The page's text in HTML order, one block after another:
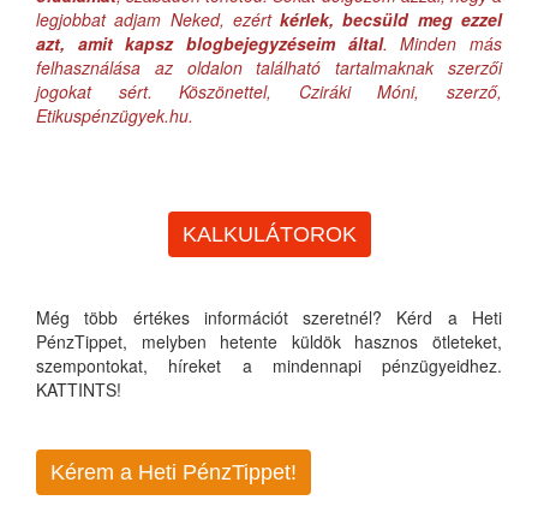
legjobbat adjam Neked, ezértkérlek, becsüld meg ezzel
azt, amit kapsz blogbejegyzéseim által. Minden más
felhasználása az oldalon található tartalmaknak szerzői
jogokat sért. Köszönettel, Cziráki Móni, szerző,
Etikuspénzügyek.hu.
KALKULÁTOROK
Még több értékes információt szeretnél? Kérd a Heti
PénzTippet, melyben hetente küldök hasznos ötleteket,
szempontokat, híreket a mindennapi pénzügyeidhez.
KATTINTS!
Kérem a Heti PénzTippet!